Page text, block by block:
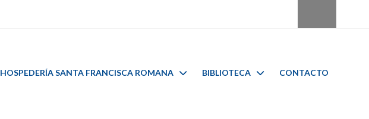
HOSPEDERÍA SANTA FRANCISCA ROMANA BIBLIOTECA CONTACTO